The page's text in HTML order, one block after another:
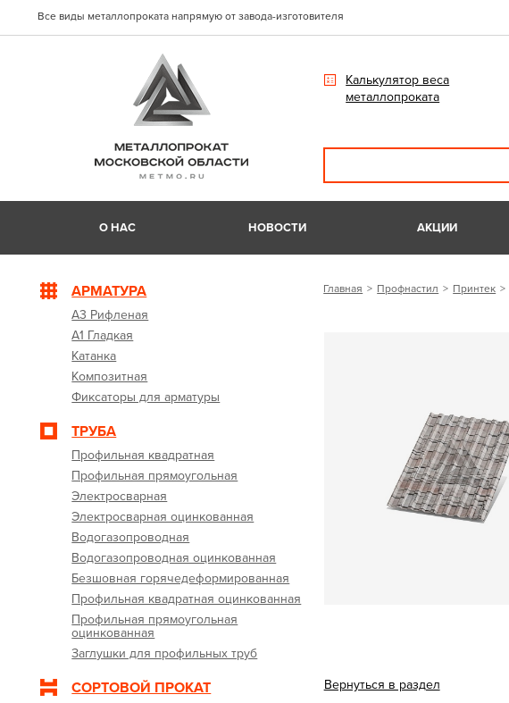
Все виды металлопроката напрямую от завода-изготовителя
Калькулятор веса
металлопроката
О НАС НОВОСТИ АКЦИИ
АРМАТУРА
А3 Рифленая
А1 Гладкая
Катанка
Композитная
Фиксаторы для арматуры
ТРУБА
Профильная квадратная
Профильная прямоугольная
Электросварная
Электросварная оцинкованная
Водогазопроводная
Водогазопроводная оцинкованная
Безшовная горячедеформированная
Профильная квадратная оцинкованная
Профильная прямоугольная
оцинкованная
Заглушки для профильных труб
СОРТОВОЙ ПРОКАТ
Главная Профнастил Принтек
Вернуться в раздел